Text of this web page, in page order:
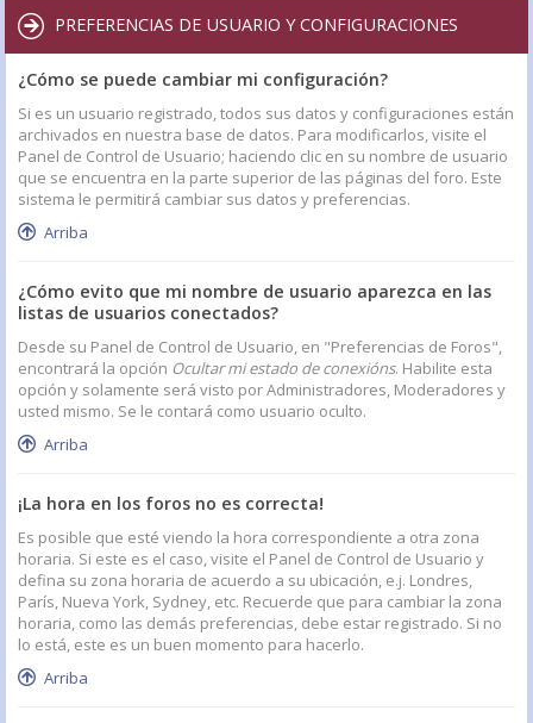
PREFERENCIAS DE USUARIO Y CONFIGURACIONES
¿Cómo se puede cambiar mi configuración?
Si es un usuario registrado, todos sus datos y configuraciones están
archivados en nuestra base de datos. Para modificarlos, visite el
Panel de Control de Usuario; haciendo clic en su nombre de usuario
que se encuentra en la parte superior de las páginas del foro. Este
sistema le permitirá cambiar sus datos y preferencias.
Arriba
¿Cómo evito que mi nombre de usuario aparezca en las
listas de usuarios conectados?
Desde su Panel de Control de Usuario, en "Preferencias de Foros",
encontrará la opción Ocultar mi estado de conexións. Habilite esta
opción y solamente será visto por Administradores, Moderadores y
usted mismo. Se le contará como usuario oculto.
Arriba
¡La hora en los foros no es correcta!
Es posible que esté viendo la hora correspondiente a otra zona
horaria. Si este es el caso, visite el Panel de Control de Usuario y
defina su zona horaria de acuerdo a su ubicación, e.j. Londres,
París, Nueva York, Sydney, etc. Recuerde que para cambiar la zona
horaria, como las demás preferencias, debe estar registrado. Si no
lo está, este es un buen momento para hacerlo.
Arriba